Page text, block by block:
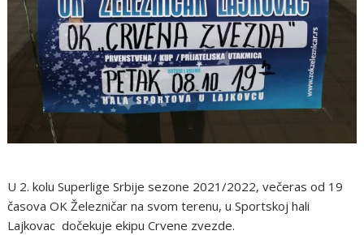
U 2. kolu Superlige Srbije sezone 2021/2022, večeras od 19
časova OK Železničar na svom terenu, u Sportskoj hali
Lajkovac dočekuje ekipu Crvene zvezde.